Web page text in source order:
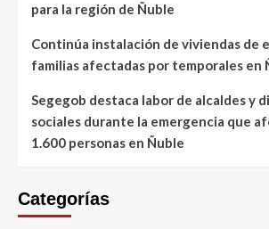
para la región de Ñuble
Continúa instalación de viviendas de
familias afectadas por temporales en
Segegob destaca labor de alcaldes y
sociales durante la emergencia que
1.600 personas en Ñuble
Categorías